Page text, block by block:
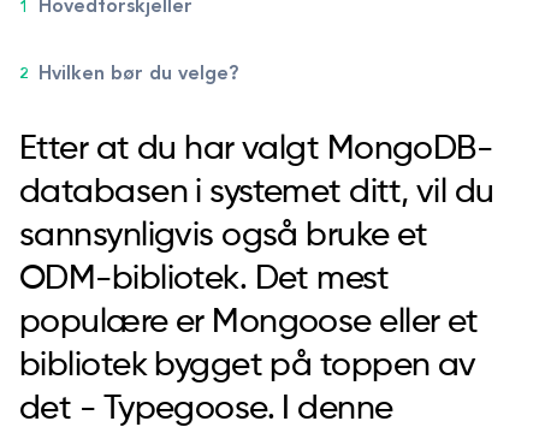
Hovedforskjeller
Hvilken bør du velge?
Etter at du har valgt MongoDB-
databasen i systemet ditt, vil du
sannsynligvis også bruke et
ODM-bibliotek. Det mest
populære er Mongoose eller et
bibliotek bygget på toppen av
det - Typegoose. I denne